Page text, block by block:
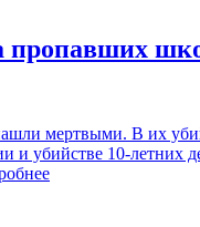
пропавших
мертвыми. В их
и убийстве 10-